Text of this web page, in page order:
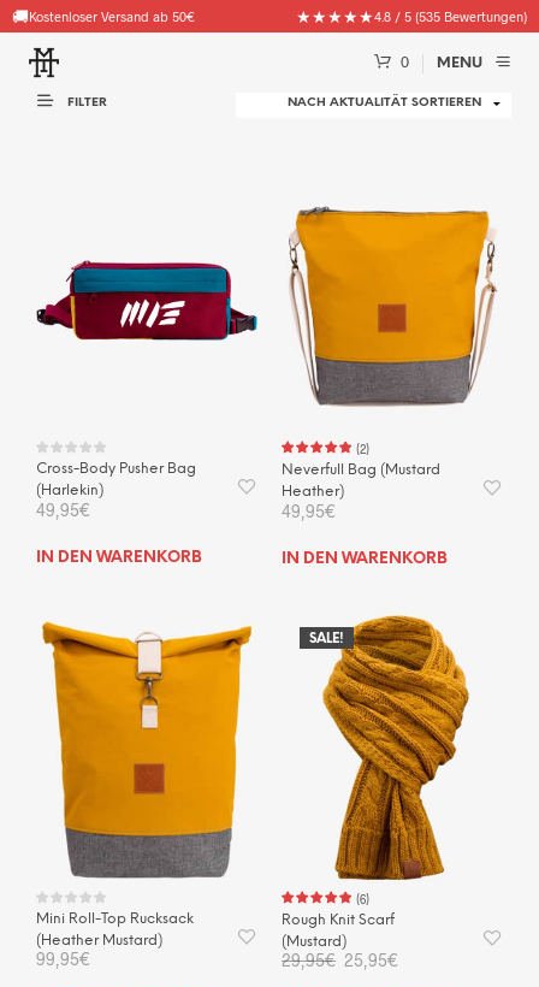
🚚Kostenloser Versand ab 50€ ★★★★★4.8 / 5 (535 Bewertungen)
0 MENU
FILTER
Cross-Body Pusher Bag
(Harlekin)
49,95€
IN DEN WARENKORB
(2)
Neverfull Bag (Mustard
Heather)
49,95€
IN DEN WARENKORB
Mini Roll-Top Rucksack
(Heather Mustard)
99,95€
SALE!
(6)
Rough Knit Scarf
(Mustard)
29,95€ Ursprünglicher
Preis
25,95€